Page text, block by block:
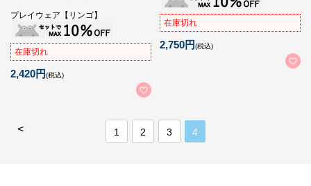
プレイウェア【リンゴ】
在庫切れ
2,420円(税込)
在庫切れ
2,750円(税込)
< 1 2 3 4